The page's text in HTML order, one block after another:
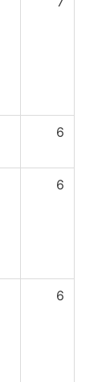
6
6
6